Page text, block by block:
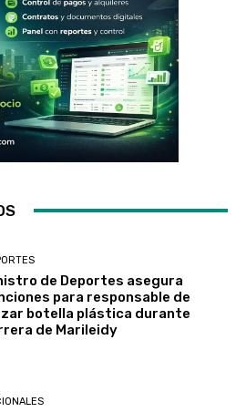
de Deportes asegura
para responsable de
botella plástica durante
de Marileidy